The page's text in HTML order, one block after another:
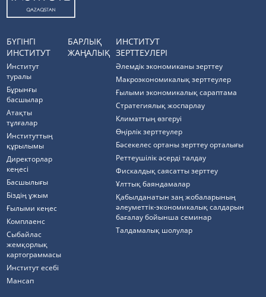
БҮГІНГІ
ИНСТИТУТ
Институт
туралы
Бұрынғы
басшылар
Атақты
тұлғалар
Институттың
құрылымы
Директорлар
кеңесі
Басшылығы
Біздің ұжым
Ғылыми кеңес
Комплаенс
Cыбайлас
жемқорлық
картограммасы
Институт есебі
Мансап
БАРЛЫҚ
ЖАҢАЛЫҚ
ИНСТИТУТ
ЗЕРТТЕУЛЕРІ
Әлемдік экономиканы зерттеу
Макроэкономикалық зерттеулер
Ғылыми экономикалық сараптама
Стратегиялық жоспарлау
Климаттың өзгеруі
Өңірлік зерттеулер
Бәсекелес ортаны зерттеу орталығы
Реттеушілік әсерді талдау
Фискалдық саясатты зерттеу
Ұлттық баяндамалар
Қабылданатын заң жобаларының
әлеуметтік-экономикалық салдарын
бағалау бойынша семинар
Талдамалық шолулар